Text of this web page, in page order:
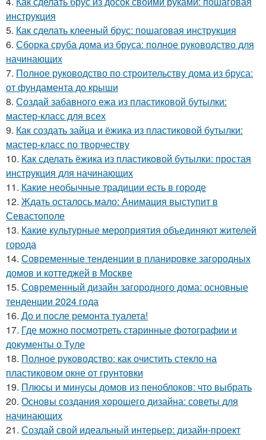
инструкция
5. Как сделать клееный брус: пошаговая инструкция
6. Сборка сруба дома из бруса: полное руководство для
начинающих
7. Полное руководство по строительству дома из бруса:
от фундамента до крыши
8. Создай забавного ежа из пластиковой бутылки:
мастер-класс для всех
9. Как создать зайца и ёжика из пластиковой бутылки:
мастер-класс по творчеству
10. Как сделать ёжика из пластиковой бутылки: простая
инструкция для начинающих
11. Какие необычные традиции есть в городе
12. Ждать осталось мало: Анимация выступит в
Севастополе
13. Какие культурные мероприятия объединяют жителей
города
14. Современные тенденции в планировке загородных
домов и коттеджей в Москве
15. Современный дизайн загородного дома: основные
тенденции 2024 года
16. До и после ремонта туалета!
17. Где можно посмотреть старинные фотографии и
документы о Туле
18. Полное руководство: как очистить стекло на
пластиковом окне от грунтовки
19. Плюсы и минусы домов из пеноблоков: что выбрать
20. Основы создания хорошего дизайна: советы для
начинающих
21. Создай свой идеальный интерьер: дизайн-проект